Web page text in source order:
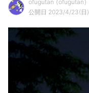
ofugutan
ofugutan
公開日 2023/4/23(日)